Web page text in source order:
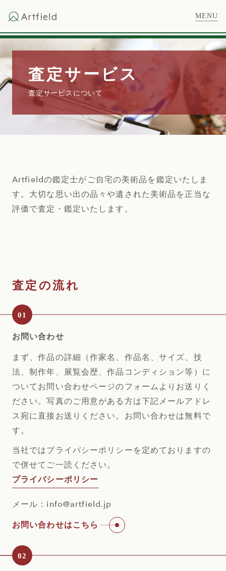
Artfieldの鑑定士がご自宅の美術品を鑑定いたしま
す。大切な思い出の品々や遺された美術品を正当な
評価で査定・鑑定いたします。
お問い合わせ
まず、作品の詳細（作家名、作品名、サイズ、技
法、制作年、展覧会歴、作品コンディ ション等）に
ついてお問い合わせページのフォームよりお送りく
ださい。写真のご用意がある方は下記メールアドレ
ス宛に直接お送りください。お問い合わせは無料で
す。
当社ではプライバシーポリシーを定めておりますの
で併せてご一読ください。
プライバシーポリシー
メール：info@artfield.jp
お問い合わせはこちら